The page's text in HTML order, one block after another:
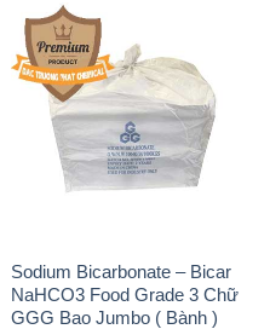
Sodium Bicarbonate – Bicar
NaHCO3 Food Grade 3 Chữ
GGG Bao Jumbo ( Bành )